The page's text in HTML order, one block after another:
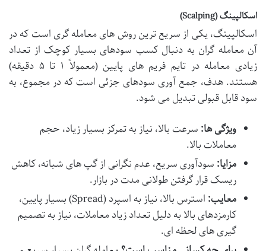
اسکالپینگ (Scalping)
اسکالپینگ، یکی از سریع ترین روش های معامله گری است که در
آن معامله گران به دنبال کسب سودهای بسیار کوچک از تعداد
زیادی معامله در تایم فریم های پایین (معمولاً ۱ تا ۵ دقیقه)
هستند. هدف، جمع آوری سودهای جزئی است که در مجموع، به
سود قابل قبولی تبدیل می شود.
ویژگی ها: سرعت بالا، نیاز به تمرکز بسیار زیاد، حجم
معاملات بالا.
مزایا: سودآوری سریع، عدم نگرانی از گپ های شبانه، کاهش
ریسک قرار گرفتن طولانی مدت در بازار.
معایب:
استرس بالا، نیاز به اسپرد (Spread) بسیار پایین،
کارمزدهای بالا به دلیل تعداد زیاد معاملات، نیاز به تصمیم
گیری های لحظه ای.